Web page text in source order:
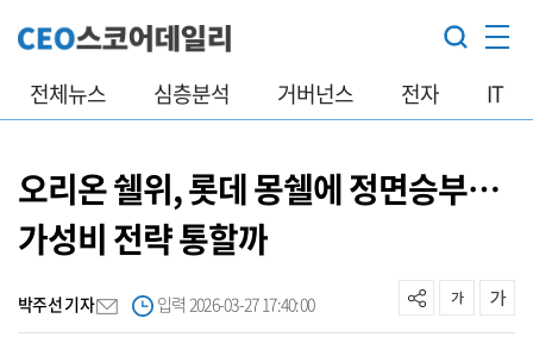
전체뉴스 심층분석 거버넌스 전자 IT
오리온 쉘위, 롯데 몽쉘에 정면승부…
가성비 전략 통할까
박주선 기자 입력 2026-03-27 17:40:00